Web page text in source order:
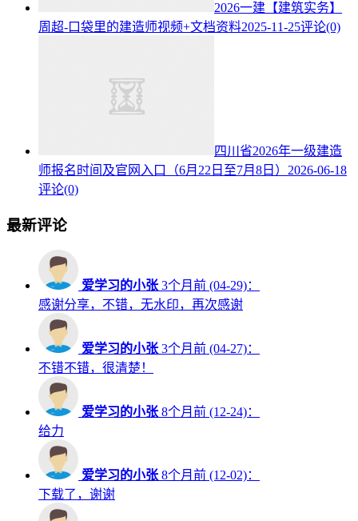
2026一建【建筑实务】
周超-口袋里的建造师视频+文档资料2025-11-25评论(0)
四川省2026年一级建造
师报名时间及官网入口（6月22日至7月8日） 2026-06-18
评论(0)
最新评论
爱学习的小张 3个月前 (04-29)：
感谢分享，不错，无水印，再次感谢
爱学习的小张 3个月前 (04-27)：
不错不错，很清楚！
爱学习的小张 8个月前 (12-24)：
给力
爱学习的小张 8个月前 (12-02)：
下载了，谢谢